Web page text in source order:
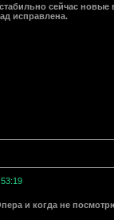
сейчас новые
исправлена.
и когда не